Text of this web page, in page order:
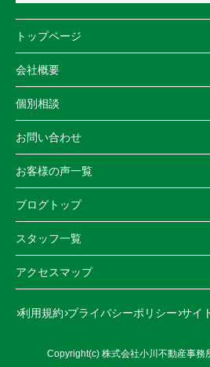
トップページ
会社概要
個別相談
お問い合わせ
お客様の声一覧
ブログトップ
スタッフ一覧
アクセスマップ
利用規約 プライバシーポリシー サイ
Copyright(c) 株式会社小川不動産事務